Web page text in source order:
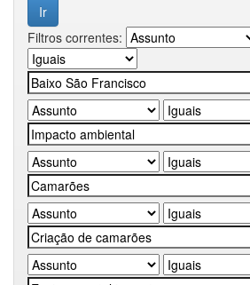
Filtros correntes: